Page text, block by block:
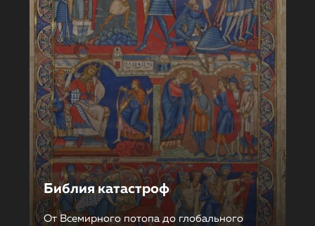
Библия катастроф
От Всемирного потопа до глобального